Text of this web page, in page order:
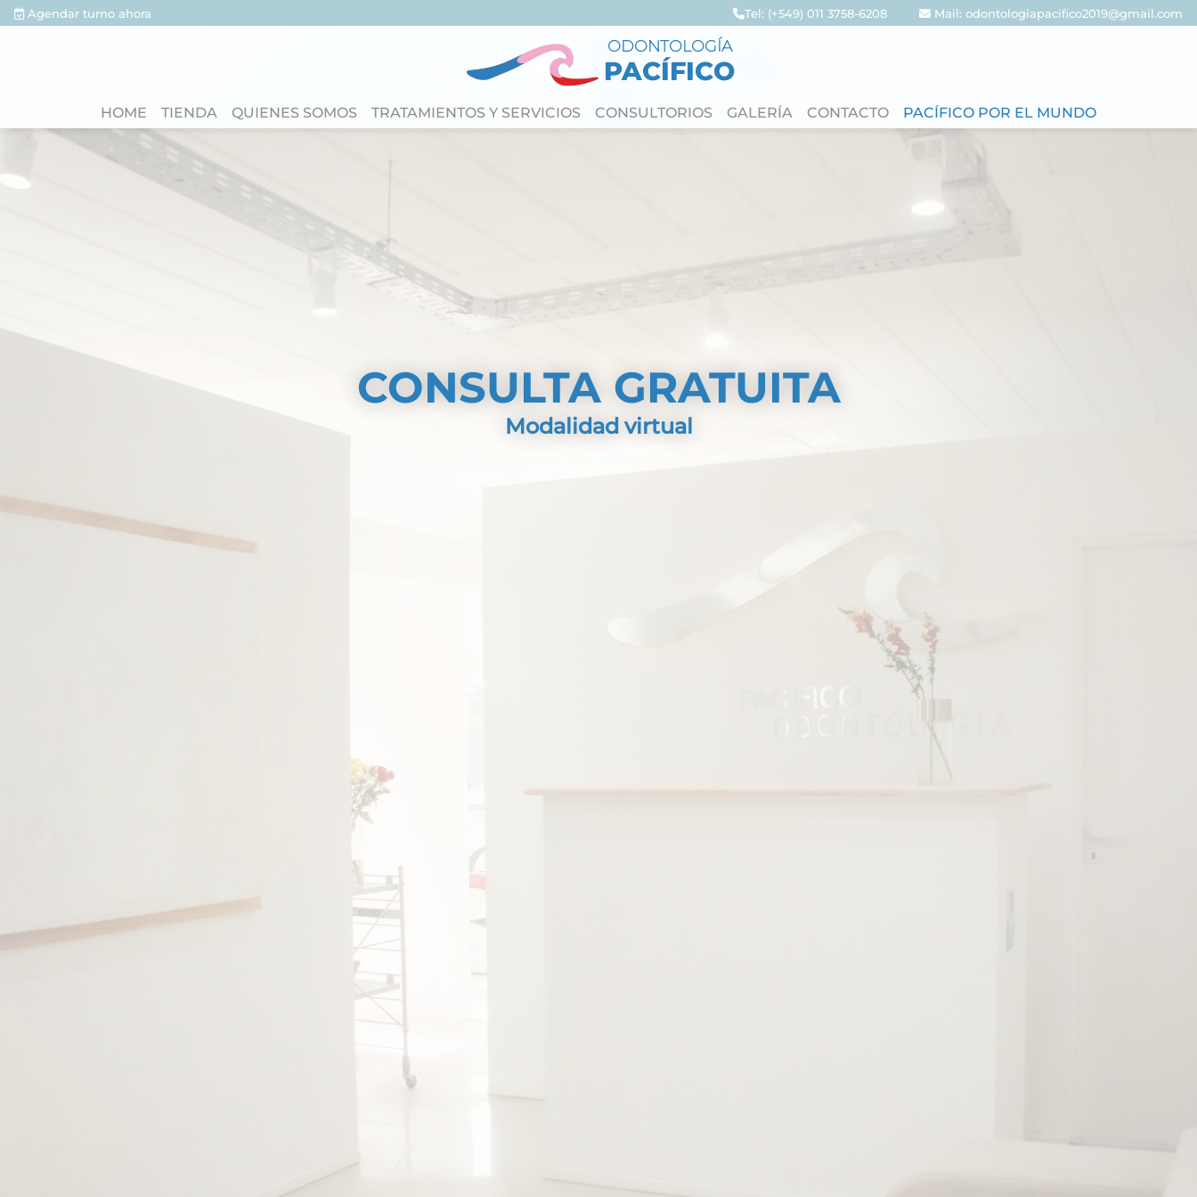
Agendar turno ahora Tel: (+549) 011 3758-6208 Mail: odontologiapacifico2019@gmail.com
ODONTOLOGÍA
PACÍFICO
HOME TIENDA QUIENES SOMOS TRATAMIENTOS Y SERVICIOS CONSULTORIOS GALERÍA CONTACTO PACÍFICO POR EL MUNDO
CONSULTA GRATUITA
Modalidad virtual
ENTREVISTA VIRTUAL
¿Cómo me atiendo si vivo en el exterior?
SEGUIMIENTO VIRTUAL
¿Cómo me controlo después del tratamiento?